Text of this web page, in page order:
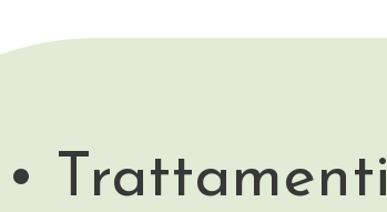
Trattamenti